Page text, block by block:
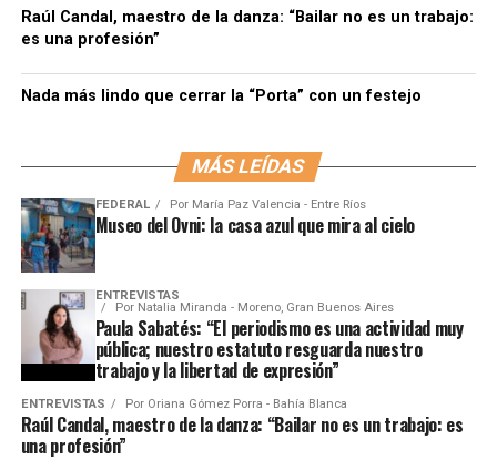
Raúl Candal, maestro de la danza: “Bailar no es un trabajo:
es una profesión”
Nada más lindo que cerrar la “Porta” con un festejo
MÁS LEÍDAS
FEDERAL Por María Paz Valencia - Entre Ríos
Museo del Ovni: la casa azul que mira al cielo
ENTREVISTAS
Por Natalia Miranda - Moreno, Gran Buenos Aires
Paula Sabatés: “El periodismo es una actividad muy
pública; nuestro estatuto resguarda nuestro
trabajo y la libertad de expresión”
ENTREVISTAS Por Oriana Gómez Porra - Bahía Blanca
Raúl Candal, maestro de la danza: “Bailar no es un trabajo: es
una profesión”